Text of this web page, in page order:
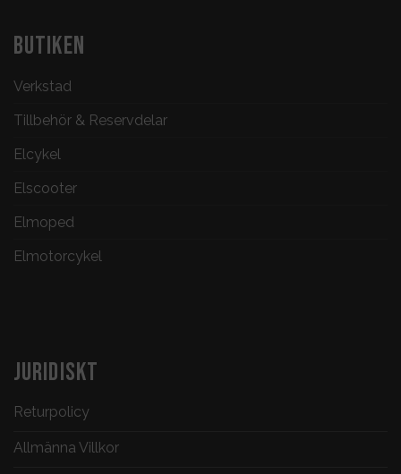
BUTIKEN
Verkstad
Tillbehör & Reservdelar
Elcykel
Elscooter
Elmoped
Elmotorcykel
JURIDISKT
Returpolicy
Allmänna Villkor